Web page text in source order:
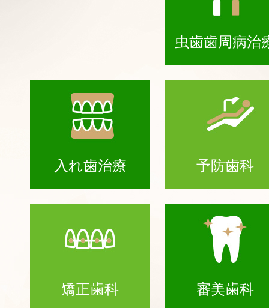
虫歯歯周病治
入れ歯治療 予防歯科
矯正歯科 審美歯科